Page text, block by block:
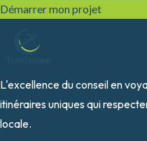
Démarrer mon projet
L'excellence du conseil en
itinéraires uniques qui
locale.